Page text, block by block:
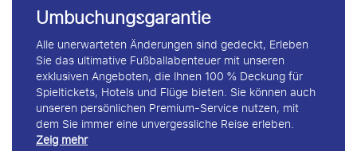
Umbuchungsgarantie
Alle unerwarteten Änderungen sind gedeckt, Erleben
Sie das ultimative Fußballabenteuer mit unseren
exklusiven Angeboten, die Ihnen 100 % Deckung für
Spieltickets, Hotels und Flüge bieten. Sie können auch
unseren persönlichen Premium-Service nutzen, mit
dem Sie immer eine unvergessliche Reise erleben.
Zeig mehr